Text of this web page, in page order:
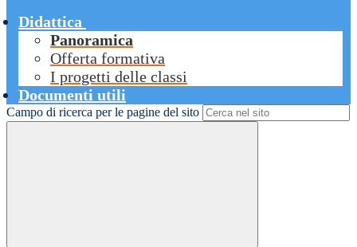
Didattica
Panoramica
Offerta formativa
I progetti delle classi
Documenti utili
Campo di ricerca per le pagine del sito